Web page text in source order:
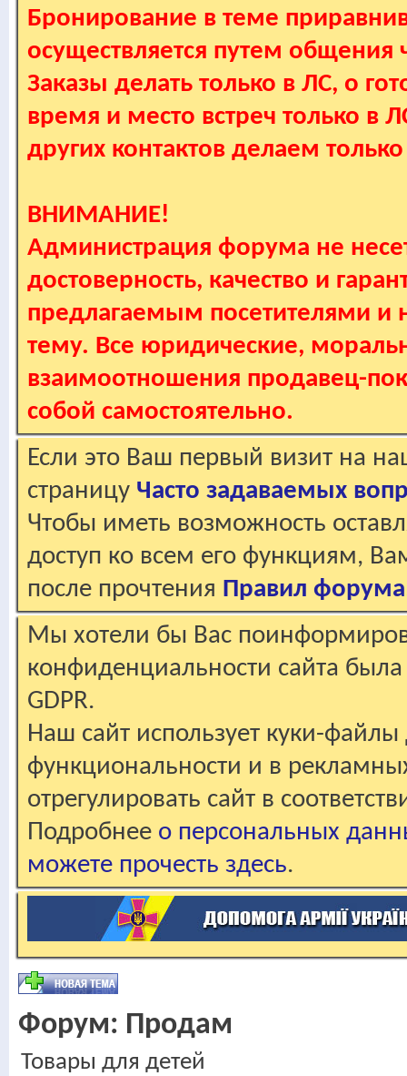
Бронирование в теме
осуществляется путем
Заказы делать только в ЛС, о
время и место встреч только в
других контактов делаем
ВНИМАНИЕ!
Администрация форума не
достоверность, качество и
предлагаемым посетителями и
тему. Все юридические,
взаимоотношения продавец-
собой самостоятельно.
Если это Ваш первый визит на
страницу Часто задаваемых
Чтобы иметь возможность
доступ ко всем его функциям,
после прочтения Правил форума
Мы хотели бы Вас
конфиденциальности сайта
GDPR.
Наш сайт использует куки-файлы
функциональности и в
отрегулировать сайт в
Подробнее о персональных
можете прочесть здесь.
Форум: Продам
Товары для детей